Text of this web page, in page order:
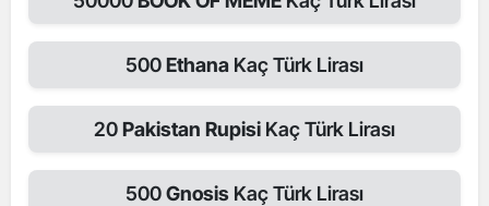
500Ethana Kaç Türk Lirası
20Pakistan Rupisi Kaç Türk Lirası
500Gnosis Kaç Türk Lirası